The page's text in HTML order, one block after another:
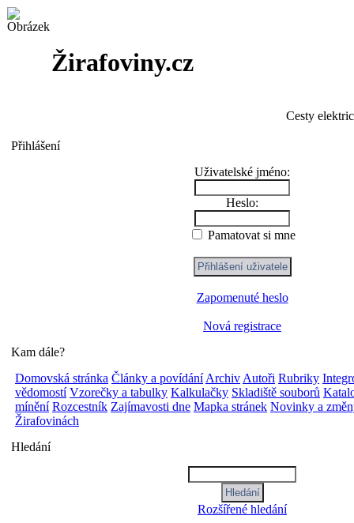
Žirafoviny.cz
Cesty
Přihlášení
Uživatelské jméno:
Heslo:
Pamatovat si mne
Zapomenuté heslo
Nová registrace
Kam dále?
Domovská stránka Články a povídání Archiv Autoři Rubriky
vědomostí Vzorečky a tabulky Kalkulačky Skladiště souborů
mínění Rozcestník Zajímavosti dne Mapka stránek Novinky a
Žirafovinách
Hledání
Rozšířené hledání